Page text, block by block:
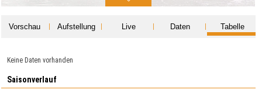
Vorschau Aufstellung Live Daten Tabelle
Keine Daten vorhanden
Saisonverlauf